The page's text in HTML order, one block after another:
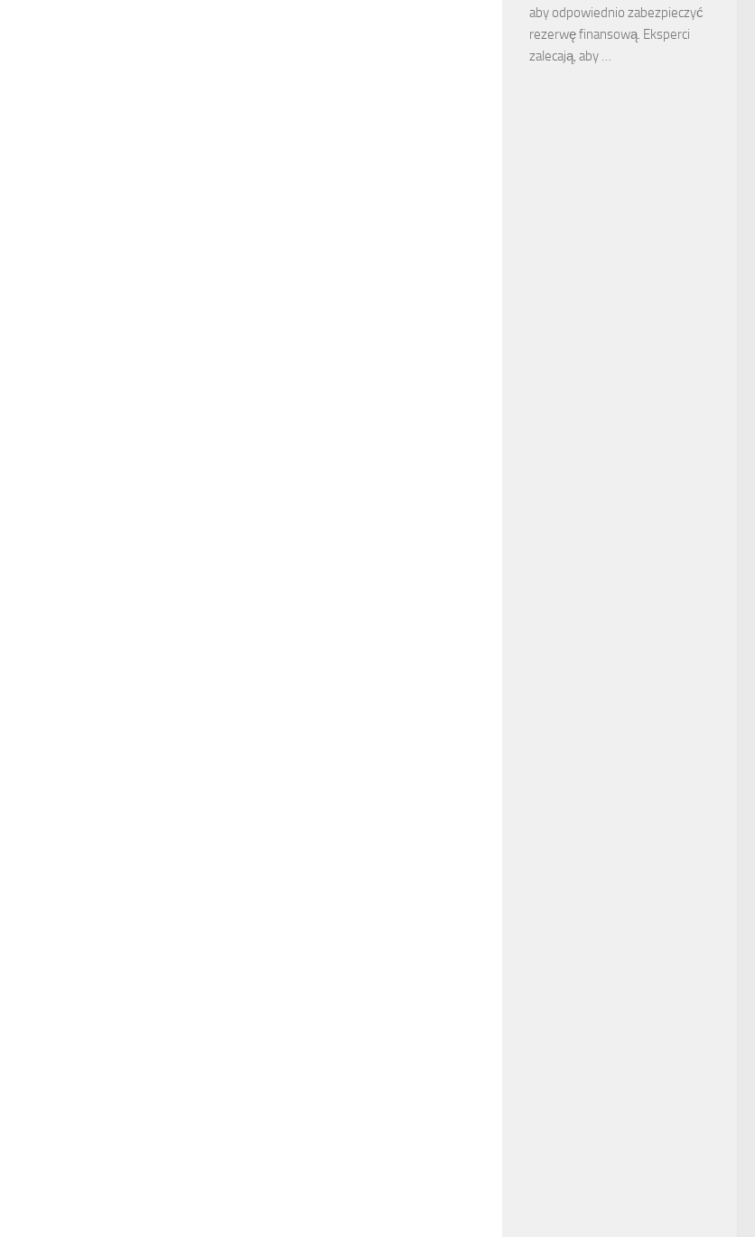
aby odpowiednio zabezpieczyć
rezerwę finansową. Eksperci
zalecają, aby …